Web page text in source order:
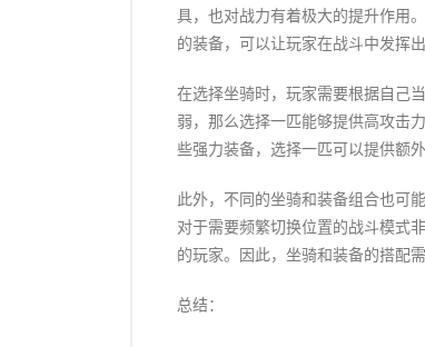
具，也对战力有着极大的提升作用
的装备，可以让玩家在战斗中发挥出
在选择坐骑时，玩家需要根据自己
弱，那么选择一匹能够提供高攻击
些强力装备，选择一匹可以提供额
此外，不同的坐骑和装备组合也可
对于需要频繁切换位置的战斗模式
的玩家。因此，坐骑和装备的搭配
总结：